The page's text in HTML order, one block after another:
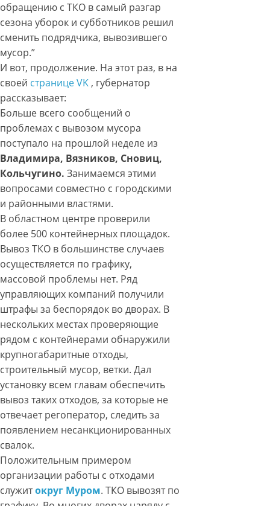
обращению с ТКО в самый разгар
сезона уборок и субботников решил
сменить подрядчика, вывозившего
мусор.”
И вот, продолжение. На этот раз, в на
своей странице VK , губернатор
рассказывает:
Больше всего сообщений о
проблемах с вывозом мусора
поступало на прошлой неделе из
Владимира, Вязников, Сновиц,
Кольчугино. Занимаемся этими
вопросами совместно с городскими
и районными властями.
В областном центре проверили
более 500 контейнерных площадок.
Вывоз ТКО в большинстве случаев
осуществляется по графику,
массовой проблемы нет. Ряд
управляющих компаний получили
штрафы за беспорядок во дворах. В
нескольких местах проверяющие
рядом с контейнерами обнаружили
крупногабаритные отходы,
строительный мусор, ветки. Дал
установку всем главам обеспечить
вывоз таких отходов, за которые не
отвечает регоператор, следить за
появлением несанкционированных
свалок.
Положительным примером
организации работы с отходами
служитокруг Муром. ТКО вывозят по